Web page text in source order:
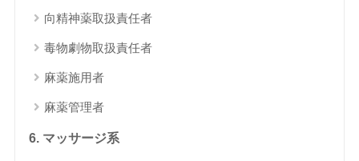
向精神薬取扱責任者
毒物劇物取扱責任者
麻薬施用者
麻薬管理者
6. マッサージ系